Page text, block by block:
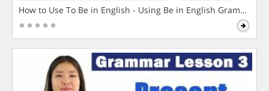
How to Use To Be in English - Using Be in English Grammar